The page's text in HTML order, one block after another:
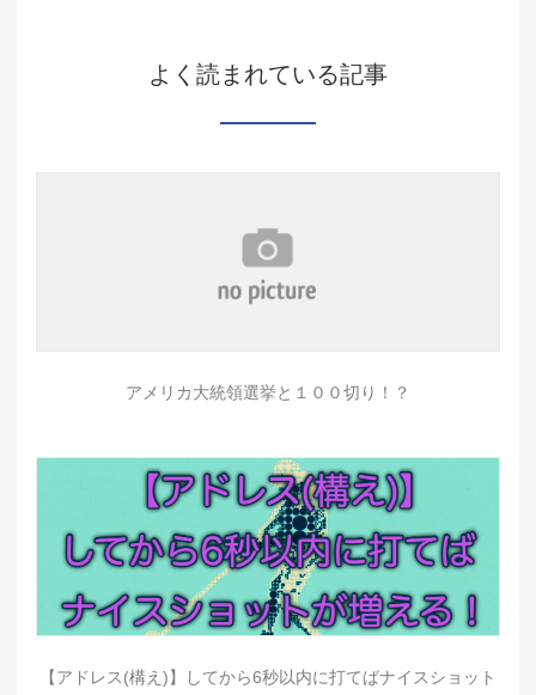
よく読まれている記事
アメリカ大統領選挙と１００切り！？
【アドレス(構え)】してから6秒以内に打てばナイスショット